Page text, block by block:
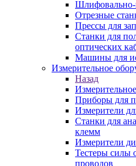
Шлифовально-
Отрезные
Прессы для
Станки для
оптических
Машины для
Измерительное
Назад
Приборы для
Измерители
Станки для
клемм
Измерители
Тестеры силы
проводов